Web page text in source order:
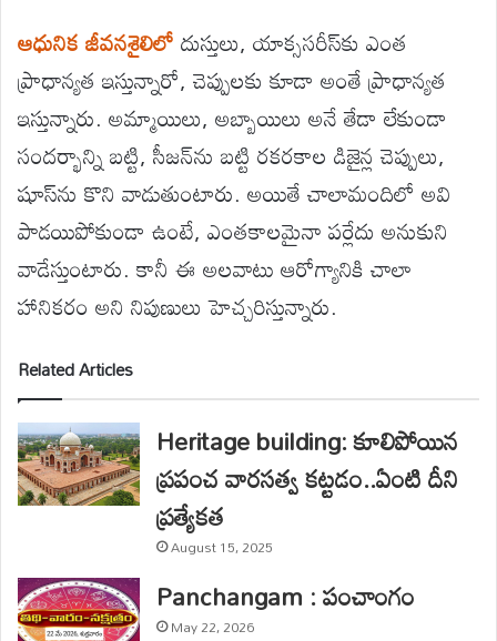
ఆధునిక జీవనశైలిలోదుస్తులు, యాక్ససరీస్‌కు ఎంత
ప్రాధాన్యత ఇస్తున్నారో, చెప్పులకు కూడా అంతే ప్రాధాన్యత
ఇస్తున్నారు. అమ్మాయిలు, అబ్బాయిలు అనే తేడా లేకుండా
సందర్భాన్ని బట్టి, సీజన్‌ను బట్టి రకరకాల డిజైన్ల చెప్పులు,
షూస్‌ను కొని వాడుతుంటారు. అయితే చాలామందిలో అవి
పాడయిపోకుండా ఉంటే, ఎంతకాలమైనా పర్లేదు అనుకుని
వాడేస్తుంటారు. కానీ ఈ అలవాటు ఆరోగ్యానికి చాలా
హానికరం అని నిపుణులు హెచ్చరిస్తున్నారు.
Related Articles
Heritage building: కూలిపోయిన
ప్రపంచ వారసత్వ కట్టడం..ఏంటి దీని
ప్రత్యేకత
August 15, 2025
Panchangam : పంచాంగం
May 22, 2026